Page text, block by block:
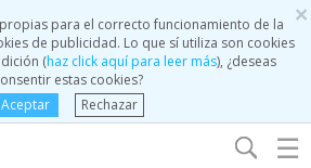
×
para el correcto funcionamiento de la
de publicidad. Lo que sí utiliza son cookies
(haz click aquí para leer más), ¿deseas
estas cookies?
Aceptar
Rechazar
☰